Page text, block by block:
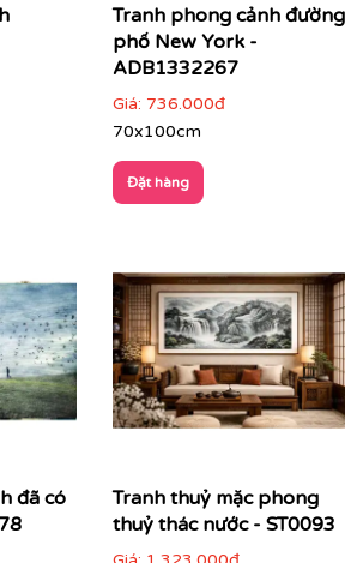
chọn tranh phong cảnh nhẹ nhàng,
để tạo sự thư thái
Tranh phong cảnh đường
phố New York -
ADB1332267
Giá: 736.000đ
70x100cm
Đặt hàng
đã có
Tranh thuỷ mặc phong
thuỷ thác nước - ST0093